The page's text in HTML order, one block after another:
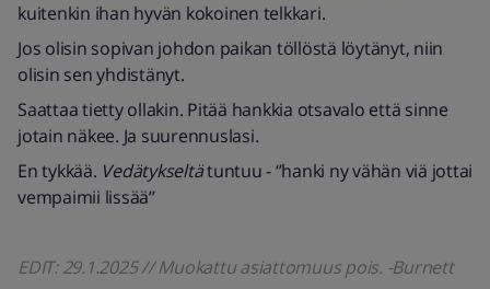
kuitenkin ihan hyvän kokoinen telkkari.
Jos olisin sopivan johdon paikan töllöstä löytänyt, niin
olisin sen yhdistänyt.
Saattaa tietty ollakin. Pitää hankkia otsavalo että sinne
jotain näkee. Ja suurennuslasi.
En tykkää. Vedätykseltätuntuu - ‘’hanki ny vähän viä jottai
vempaimii lissää’’
EDIT: 29.1.2025 // Muokattu asiattomuus pois. -Burnett